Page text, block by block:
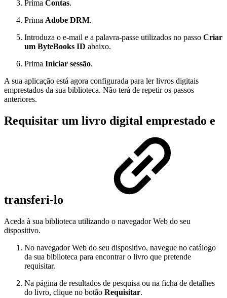
Prima Contas.
Prima Adobe DRM.
Introduza o e-mail e a palavra-passe utilizados no passo Criar
um ByteBooks ID abaixo.
Prima Iniciar sessão.
A sua aplicação está agora configurada para ler livros digitais
emprestados da sua biblioteca. Não terá de repetir os passos
anteriores.
Requisitar um livro digital emprestado e
transferi-lo
Aceda à sua biblioteca utilizando o navegador Web do seu
dispositivo.
No navegador Web do seu dispositivo, navegue no catálogo
da sua biblioteca para encontrar o livro que pretende
requisitar.
Na página de resultados de pesquisa ou na ficha de detalhes
do livro, clique no botão Requisitar.